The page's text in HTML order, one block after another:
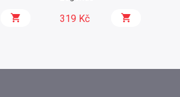
319 Kč